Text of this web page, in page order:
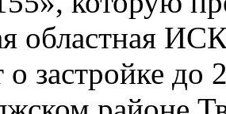
областная
о застройке